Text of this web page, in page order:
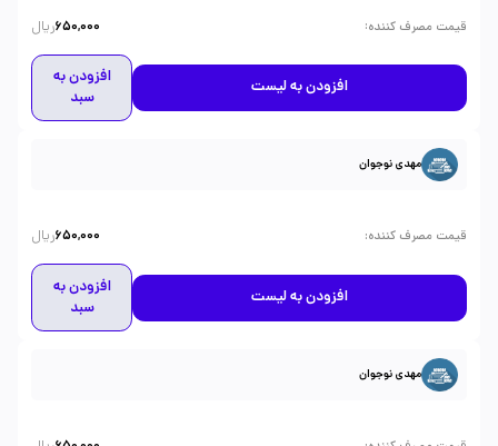
قیمت مصرف کننده:
650,000ریال
افزودن به لیست
افزودن به
سبد
مهدی نوجوان
قیمت مصرف کننده:
650,000ریال
افزودن به لیست
افزودن به
سبد
مهدی نوجوان